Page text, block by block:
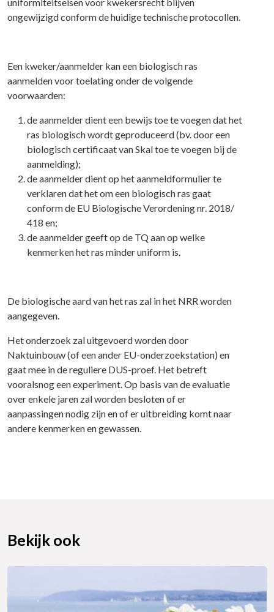
ongewijzigd conform de huidige technische protocollen.
Een kweker/aanmelder kan een biologisch ras
aanmelden voor toelating onder de volgende
voorwaarden:
de aanmelder dient een bewijs toe te voegen dat het
ras biologisch wordt geproduceerd (bv. door een
biologisch certificaat van Skal toe te voegen bij de
aanmelding);
de aanmelder dient op het aanmeldformulier te
verklaren dat het om een biologisch ras gaat
conform de EU Biologische Verordening nr. 2018/
418 en;
de aanmelder geeft op de TQ aan op welke
kenmerken het ras minder uniform is.
De biologische aard van het ras zal in het NRR worden
aangegeven.
Het onderzoek zal uitgevoerd worden door
Naktuinbouw (of een ander EU-onderzoekstation) en
gaat mee in de reguliere DUS-proef. Het betreft
vooralsnog een experiment. Op basis van de evaluatie
over enkele jaren zal worden besloten of er
aanpassingen nodig zijn en of er uitbreiding komt naar
andere kenmerken en gewassen.
Bekijk ook